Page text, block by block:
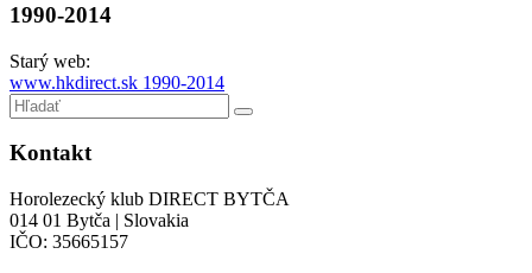
1990-2014
Starý web:
www.hkdirect.sk 1990-2014
Kontakt
Horolezecký klub DIRECT BYTČA
014 01 Bytča | Slovakia
IČO: 35665157